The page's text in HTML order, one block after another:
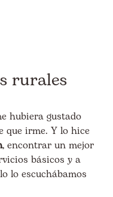
rurales
hubiera gustado
que irme. Y lo hice
, encontrar un mejor
básicos y a
lo escuchábamos